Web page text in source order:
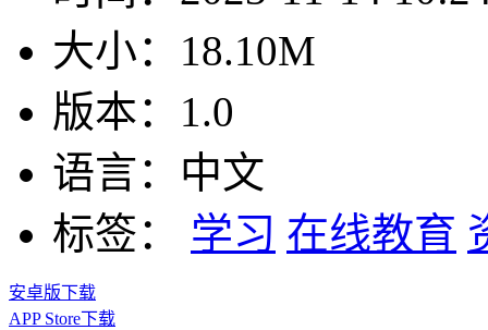
大小： 18.10M
版本： 1.0
语言： 中文
标签：
学习 在线教育
安卓版下载
APP Store下载